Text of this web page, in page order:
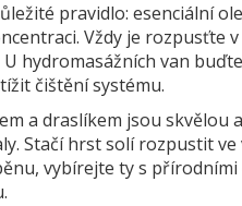
pravidlo: esenciální
Vždy je rozpusťte
hydromasážních van
čištění systému.
a draslíkem jsou
Stačí hrst solí rozpustit
vybírejte ty s